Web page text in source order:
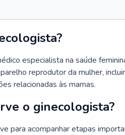
especialista na saúde
reprodutor da mulher,
relacionadas às mamas.
o ginecologista?
para acompanhar etapas